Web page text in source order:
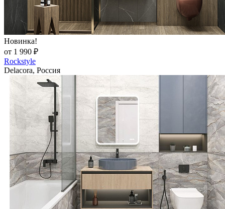
Новинка!
от 1 990 ₽
Rockstyle
Delacora, Россия